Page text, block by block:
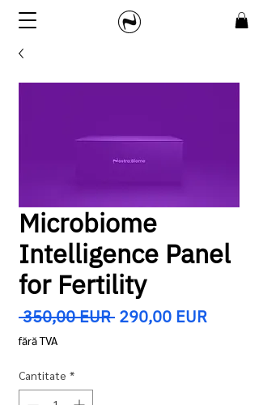
Microbiome
Intelligence Panel
for Fertility
350,00 EUR Preț
290,00 EUR
fără TVA
Cantitate *